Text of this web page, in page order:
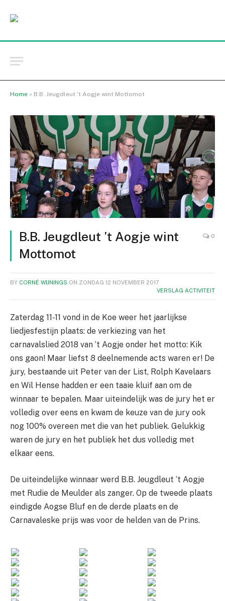
Home » B.B. Jeugdleut ’t Aogje wint Mottomot
B.B. Jeugdleut ’t Aogje wint
Mottomot
0
BY CORNÉ WIJNINGS ON ZONDAG 12 NOVEMBER 2017
VERSLAG ACTIVITEIT
Zaterdag 11-11 vond in de Koe weer het jaarlijkse
liedjesfestijn plaats: de verkiezing van het
carnavalslied 2018 van ’t Aogje onder het motto: Kik
ons gaon! Maar liefst 8 deelnemende acts waren er! De
jury, bestaande uit Peter van der List, Rolph Kavelaars
en Wil Hense hadden er een taaie kluif aan om de
winnaar te bepalen. Maar uiteindelijk was de jury het er
volledig over eens en kwam de keuze van de jury ook
nog 100% overeen met die van het publiek. Gelukkig
waren de jury en het publiek het dus volledig met
elkaar eens.
De uiteindelijke winnaar werd B.B. Jeugdleut ’t Aogje
met Rudie de Meulder als zanger. Op de tweede plaats
eindigde Aogse Bluf en de derde plaats en de
Carnavaleske prijs was voor de helden van de Prins.